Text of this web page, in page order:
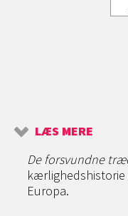
LÆS MERE
De forsvundne
Europa.